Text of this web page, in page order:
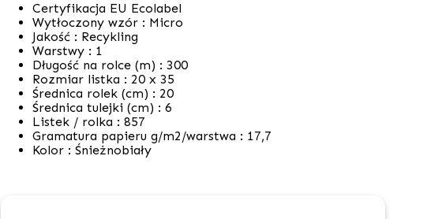
Certyfikacja EU Ecolabel
Wytłoczony wzór : Micro
Jakość : Recykling
Warstwy : 1
Długość na rolce (m) : 300
Rozmiar listka : 20 x 35
Średnica rolek (cm) : 20
Średnica tulejki (cm) : 6
Listek / rolka : 857
Gramatura papieru g/m2/warstwa : 17,7
Kolor : Śnieżnobiały